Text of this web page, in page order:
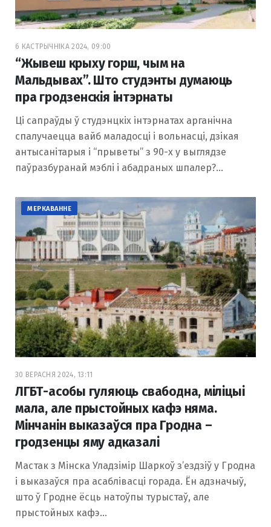
6 КАСТРЫЧНІКА 2024, 09:00
“Жывеш крыху горш, чым на
Мальдывах”. Што студэнты думаюць
пра гродзенскія інтэрнаты
Ці сапраўды ў студэнцкіх інтэрнатах арганічна
спалучаецца вайб маладосці і вольнасці, дзікая
антысанітарыя і “прыветы” з 90-х у выглядзе
паўразбуранай мэблі і абадраных шпалер?…
МЕРКАВАННЕ
30 ВЕРАСНЯ 2024, 13:11
ЛГБТ-асобы гуляюць свабоднa, міліцыі
мала, але прыстойных кафэ няма.
Мінчанін выказаўся пра Гродна –
гродзенцы яму адказалі
Мастак з Мінска Уладзімір Шаркоў з’ездзіў у Гродна
і выказаўся пра асаблівасці горада. Ён адзначыў,
што ў Гродне ёсць натоўпы турыстаў, але
прыстойных кафэ…